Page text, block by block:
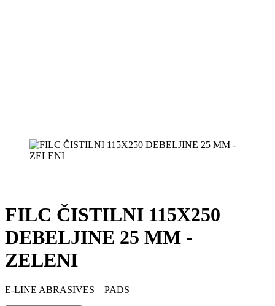
FILC ČISTILNI 115X250
DEBELJINE 25 MM -
ZELENI
E-LINE ABRASIVES – PADS